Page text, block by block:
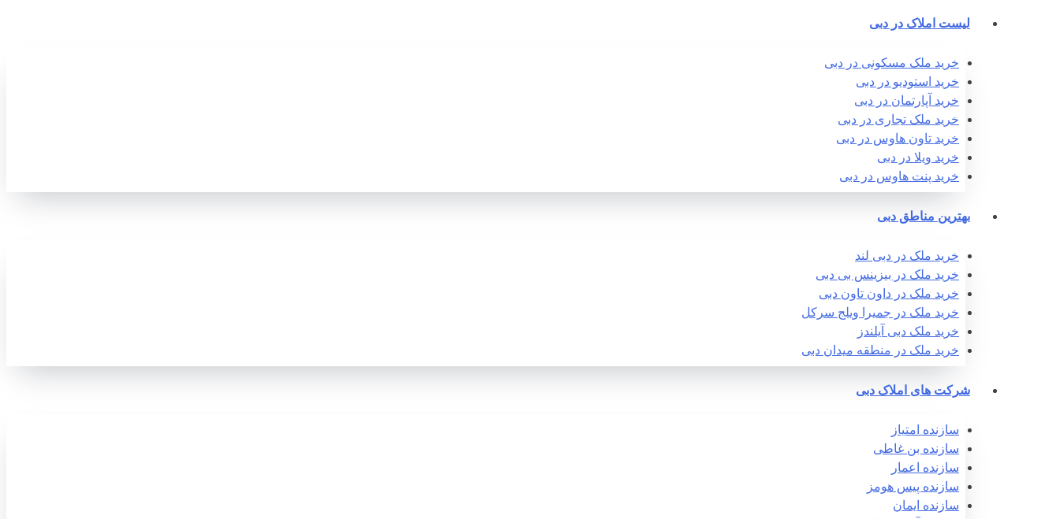
لیست املاک در دبی
خرید ملک مسکونی در دبی
خرید استودیو در دبی
خرید آپارتمان در دبی
خرید ملک تجاری در دبی
خرید تاون هاوس در دبی
خرید ویلا در دبی
خرید پنت هاوس در دبی
بهترین مناطق دبی
خرید ملک در دبی لند
خرید ملک در بیزینس بی دبی
خرید ملک در داون تاون دبی
خرید ملک در جمیرا ویلج سرکل
خرید ملک دبی آیلندز
خرید ملک در منطقه میدان دبی
شرکت های املاک دبی
سازنده امتیاز
سازنده بن غاطی
سازنده اعمار
سازنده پیس هومز
سازنده ایمان